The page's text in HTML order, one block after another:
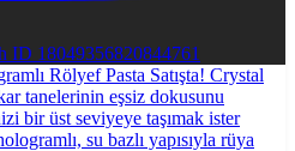
ID 18049356820844761